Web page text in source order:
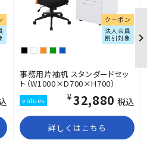
クーポン
法人会員
割引対象
事務用片袖机 スタンダードセッ
ト（W1000×D700×H700）
¥32,880 税込
詳しくはこちら